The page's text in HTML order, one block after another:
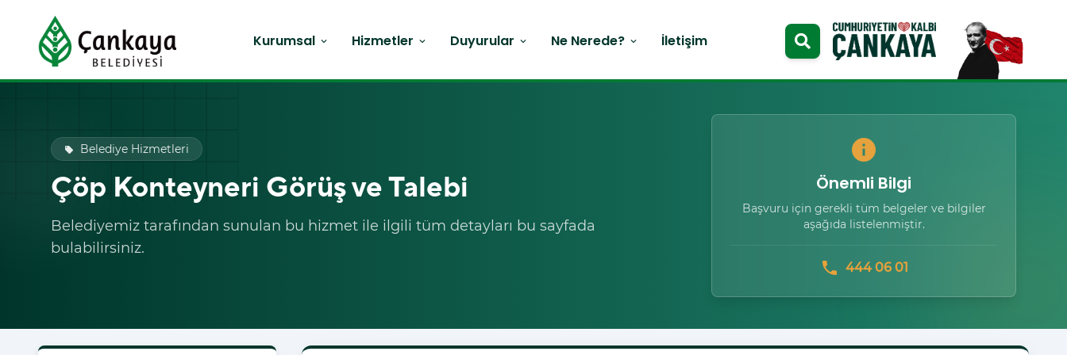
Kurumsal expand_more Hizmetler expand_more Duyurular expand_more Ne Nerede? expand_more İletişim
local_offer Belediye Hizmetleri
Çöp Konteyneri Görüş ve Talebi
Belediyemiz tarafından sunulan bu hizmet ile ilgili tüm detayları bu sayfada
bulabilirsiniz.
info
Önemli Bilgi
Başvuru için gerekli tüm belgeler ve bilgiler
aşağıda listelenmiştir.
phone 444 06 01